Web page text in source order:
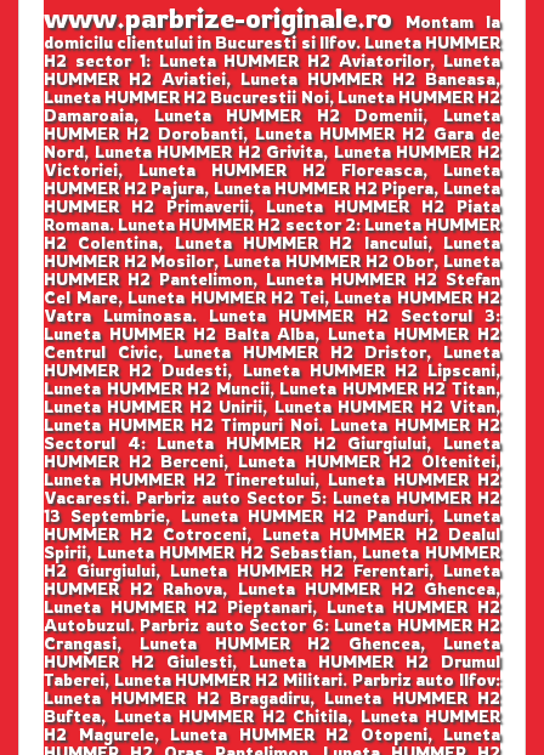
www.parbrize-originale.roMontam la
domicilu clientului in Bucuresti si Ilfov. Luneta HUMMER
H2 sector 1: Luneta HUMMER H2 Aviatorilor, Luneta
HUMMER H2 Aviatiei, Luneta HUMMER H2 Baneasa,
Luneta HUMMER H2 Bucurestii Noi, Luneta HUMMER H2
Damaroaia, Luneta HUMMER H2 Domenii, Luneta
HUMMER H2 Dorobanti, Luneta HUMMER H2 Gara de
Nord, Luneta HUMMER H2 Grivita, Luneta HUMMER H2
Victoriei, Luneta HUMMER H2 Floreasca, Luneta
HUMMER H2 Pajura, Luneta HUMMER H2 Pipera, Luneta
HUMMER H2 Primaverii, Luneta HUMMER H2 Piata
Romana. Luneta HUMMER H2 sector 2: Luneta HUMMER
H2 Colentina, Luneta HUMMER H2 Iancului, Luneta
HUMMER H2 Mosilor, Luneta HUMMER H2 Obor, Luneta
HUMMER H2 Pantelimon, Luneta HUMMER H2 Stefan
Cel Mare, Luneta HUMMER H2 Tei, Luneta HUMMER H2
Vatra Luminoasa. Luneta HUMMER H2 Sectorul 3:
Luneta HUMMER H2 Balta Alba, Luneta HUMMER H2
Centrul Civic, Luneta HUMMER H2 Dristor, Luneta
HUMMER H2 Dudesti, Luneta HUMMER H2 Lipscani,
Luneta HUMMER H2 Muncii, Luneta HUMMER H2 Titan,
Luneta HUMMER H2 Unirii, Luneta HUMMER H2 Vitan,
Luneta HUMMER H2 Timpuri Noi. Luneta HUMMER H2
Sectorul 4: Luneta HUMMER H2 Giurgiului, Luneta
HUMMER H2 Berceni, Luneta HUMMER H2 Oltenitei,
Luneta HUMMER H2 Tineretului, Luneta HUMMER H2
Vacaresti. Parbriz auto Sector 5: Luneta HUMMER H2
13 Septembrie, Luneta HUMMER H2 Panduri, Luneta
HUMMER H2 Cotroceni, Luneta HUMMER H2 Dealul
Spirii, Luneta HUMMER H2 Sebastian, Luneta HUMMER
H2 Giurgiului, Luneta HUMMER H2 Ferentari, Luneta
HUMMER H2 Rahova, Luneta HUMMER H2 Ghencea,
Luneta HUMMER H2 Pieptanari, Luneta HUMMER H2
Autobuzul. Parbriz auto Sector 6: Luneta HUMMER H2
Crangasi, Luneta HUMMER H2 Ghencea, Luneta
HUMMER H2 Giulesti, Luneta HUMMER H2 Drumul
Taberei, Luneta HUMMER H2 Militari. Parbriz auto Ilfov:
Luneta HUMMER H2 Bragadiru, Luneta HUMMER H2
Buftea, Luneta HUMMER H2 Chitila, Luneta HUMMER
H2 Magurele, Luneta HUMMER H2 Otopeni, Luneta